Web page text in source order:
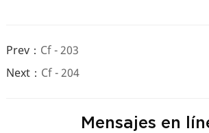
Prev： Cf - 203
Next： Cf - 204
Mensajes en